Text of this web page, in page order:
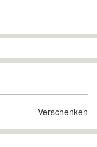
Verschenken